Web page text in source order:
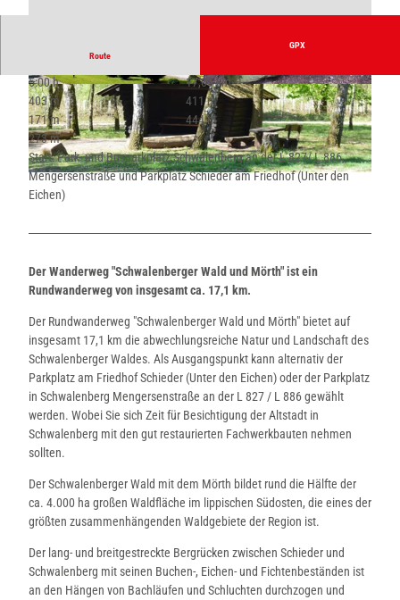
©CC0
© Stadt Schieder-Schwalenberg | © Stadt Schieder-Schwalenberg |CC0
Route
GPX
5:00 h
17,05 km
403 m
411 m
171 m
444 m
273 m
Start: Park- und Busparkplatz Schwalenberg an der L 827/ L 886,
Mengersenstraße und Parkplatz Schieder am Friedhof (Unter den
Eichen)
Der Wanderweg "Schwalenberger Wald und Mörth" ist ein
Rundwanderweg von insgesamt ca. 17,1 km.
Der Rundwanderweg "Schwalenberger Wald und Mörth" bietet auf
insgesamt 17,1 km die abwechlungsreiche Natur und Landschaft des
Schwalenberger Waldes. Als Ausgangspunkt kann alternativ der
Parkplatz am Friedhof Schieder (Unter den Eichen) oder der Parkplatz
in Schwalenberg Mengersenstraße an der L 827 / L 886 gewählt
werden. Wobei Sie sich Zeit für Besichtigung der Altstadt in
Schwalenberg mit den gut restaurierten Fachwerkbauten nehmen
sollten.
Der Schwalenberger Wald mit dem Mörth bildet rund die Hälfte der
ca. 4.000 ha großen Waldfläche im lippischen Südosten, die eines der
größten zusammenhängenden Waldgebiete der Region ist.
Der lang- und breitgestreckte Bergrücken zwischen Schieder und
Schwalenberg mit seinen Buchen-, Eichen- und Fichtenbeständen ist
an den Hängen von Bachläufen und Schluchten durchzogen und